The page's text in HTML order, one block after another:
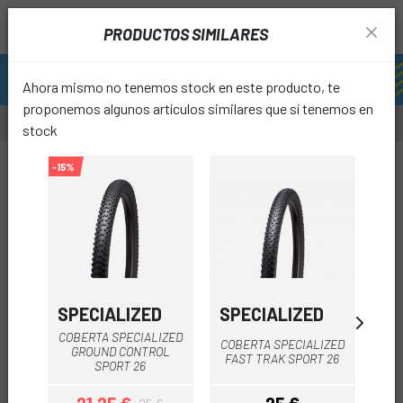
PRODUCTOS SIMILARES
Ahora mismo no tenemos stock en este producto, te
proponemos algunos artículos similares que sí tenemos en
stock
-15%
SPECIALIZED
COBERTA SPECIALIZED
GROUND CONTROL
SPORT 26
SPECIALIZED
COBERTA SPECIALIZED
FAST TRAK SPORT 26